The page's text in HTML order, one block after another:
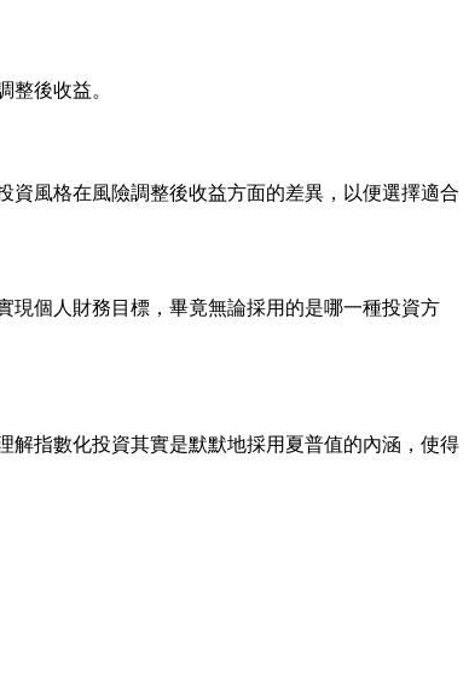
後收益。
風格在風險調整後收益方面的差異，以便選擇適合
現個人財務目標，畢竟無論採用的是哪一種投資方
解指數化投資其實是默默地採用夏普值的內涵，使得